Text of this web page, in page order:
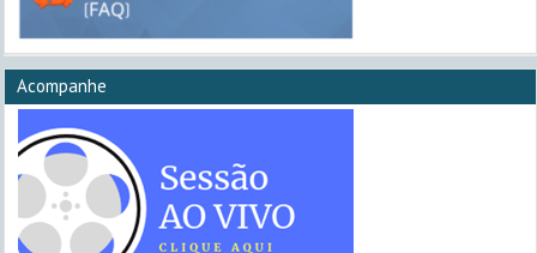
Acompanhe